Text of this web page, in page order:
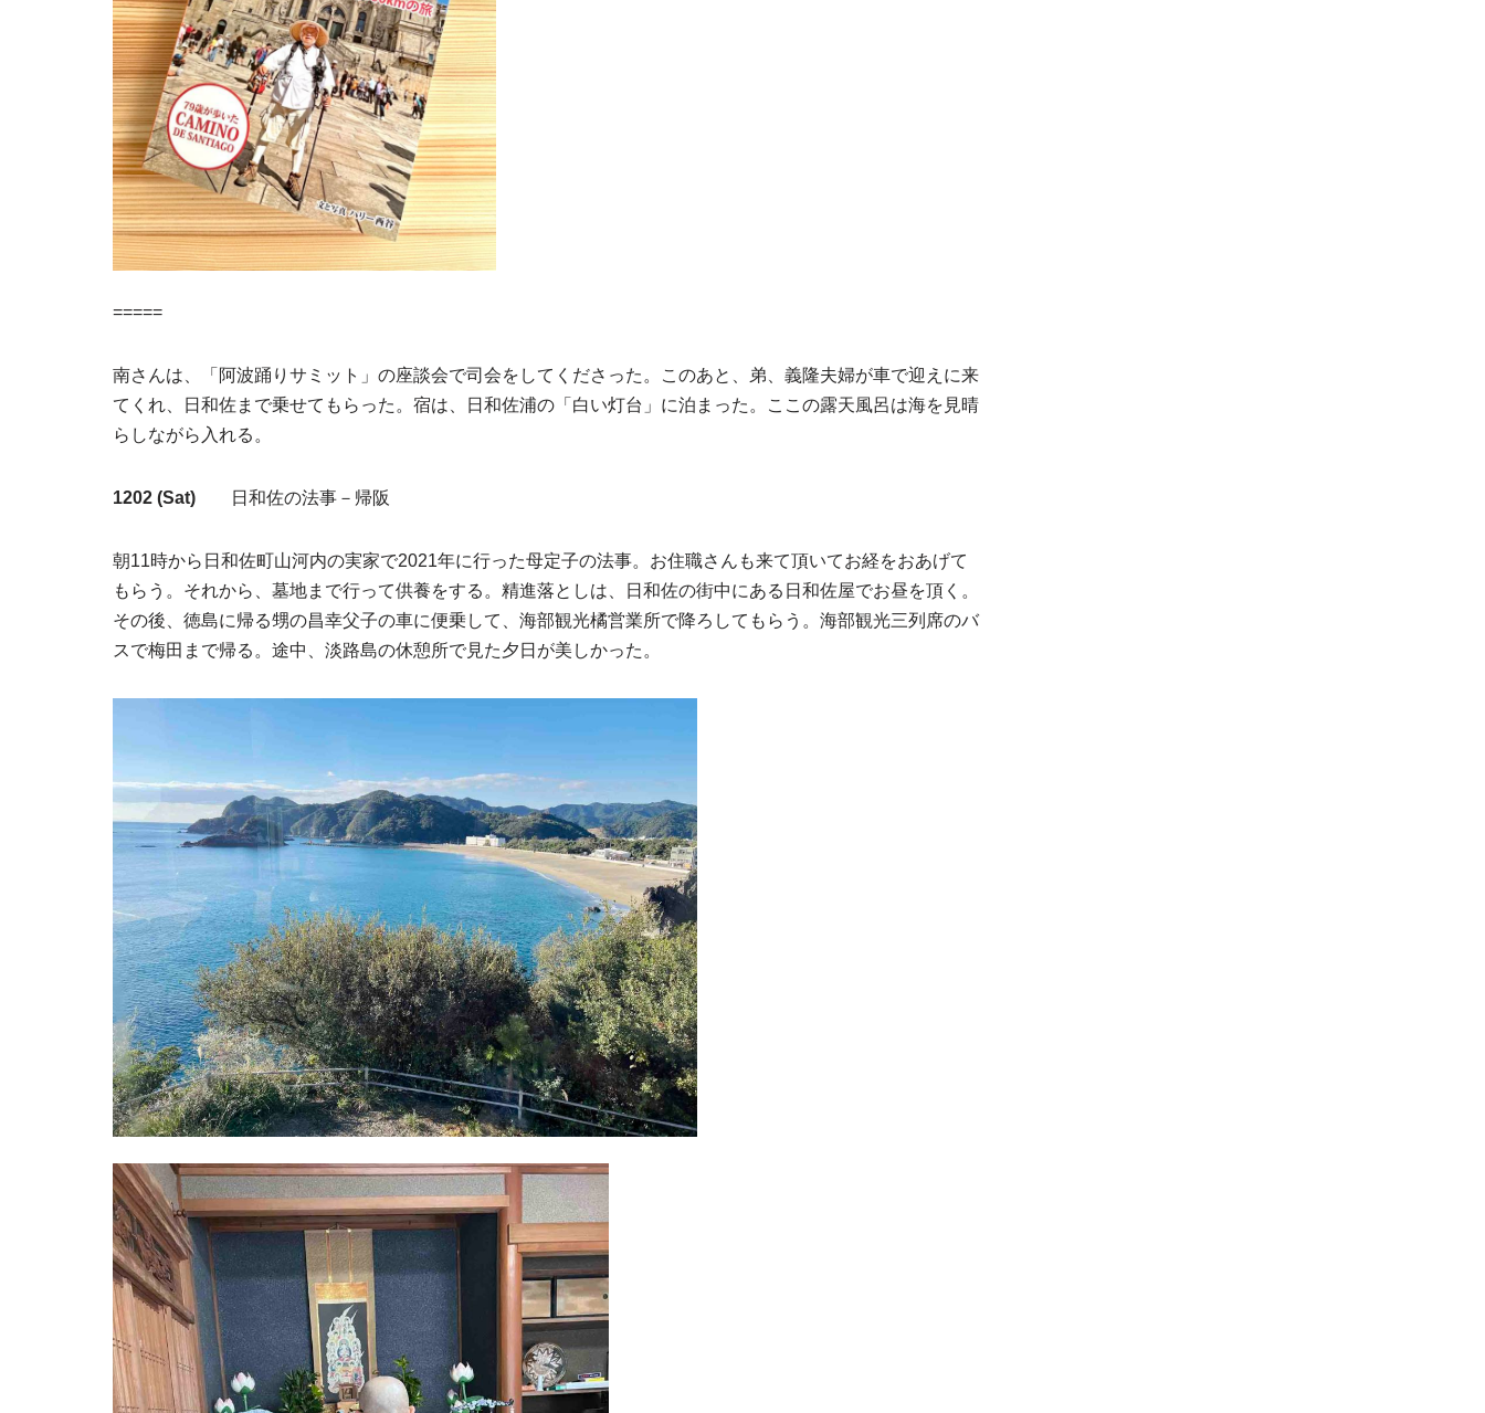
=====
南さんは、「阿波踊りサミット」の座談会で司会をしてくださった。このあと、弟、義隆夫婦が車で迎えに来
てくれ、日和佐まで乗せてもらった。宿は、日和佐浦の「白い灯台」に泊まった。ここの露天風呂は海を見晴
らしながら入れる。
1202 (Sat) 日和佐の法事－帰阪
朝11時から日和佐町山河内の実家で2021年に行った母定子の法事。お住職さんも来て頂いてお経をおあげて
もらう。それから、墓地まで行って供養をする。精進落としは、日和佐の街中にある日和佐屋でお昼を頂く。
その後、徳島に帰る甥の昌幸父子の車に便乗して、海部観光橘営業所で降ろしてもらう。海部観光三列席のバ
スで梅田まで帰る。途中、淡路島の休憩所で見た夕日が美しかった。